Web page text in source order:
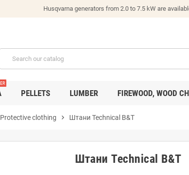
Husqvarna generators from 2.0 to 7.5 kW are
PELLETS LUMBER FIREWOOD, WOOD
Protective clothing chevron_right Штани Technical B&T
Штани Technical B&T